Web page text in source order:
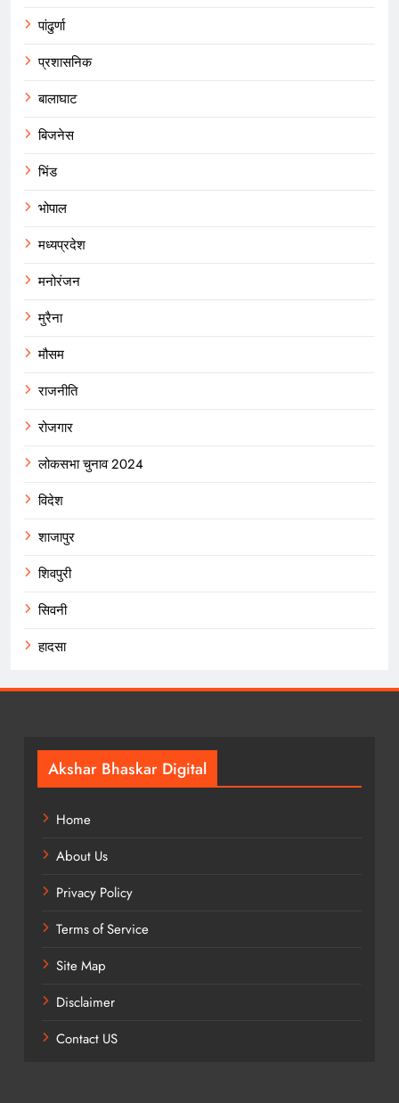
पांढुर्णा
प्रशासनिक
बालाघाट
बिजनेस
भिंड
भोपाल
मध्यप्रदेश
मनोरंजन
मुरैना
मौसम
राजनीति
रोजगार
लोकसभा चुनाव 2024
विदेश
शाजापुर
शिवपुरी
सिवनी
हादसा
Akshar Bhaskar Digital
Home
About Us
Privacy Policy
Terms of Service
Site Map
Disclaimer
Contact US